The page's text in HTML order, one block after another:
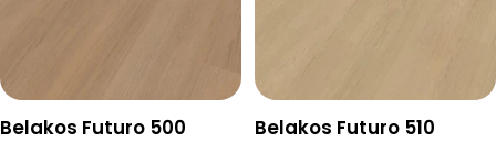
Belakos Futuro 500
Belakos Futuro 510